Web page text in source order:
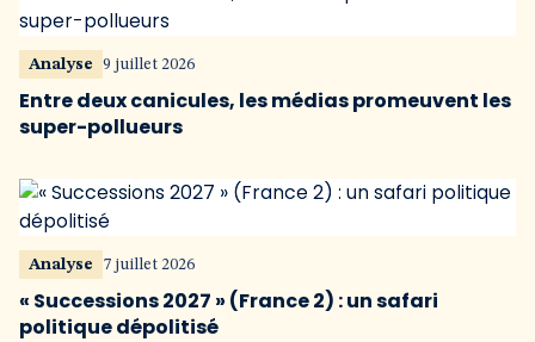
Analyse 9 juillet 2026
Entre deux canicules, les médias promeuvent les
super-pollueurs
Analyse 7 juillet 2026
« Successions 2027 » (France 2) : un safari
politique dépolitisé